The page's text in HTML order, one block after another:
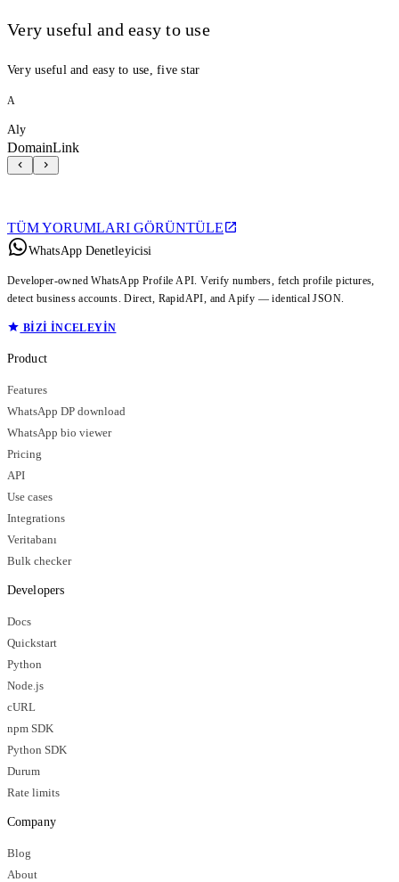
Very useful and easy to use
Very useful and easy to use, five star
A
Aly
DomainLink
TÜM YORUMLARI GÖRÜNTÜLE
WhatsApp Denetleyicisi
Developer-owned WhatsApp Profile API. Verify numbers, fetch profile pictures,
detect business accounts. Direct, RapidAPI, and Apify — identical JSON.
BIZI INCELEYIN
Product
Features
WhatsApp DP download
WhatsApp bio viewer
Pricing
API
Use cases
Integrations
Veritabanı
Bulk checker
Developers
Docs
Quickstart
Python
Node.js
cURL
npm SDK
Python SDK
Durum
Rate limits
Company
Blog
About